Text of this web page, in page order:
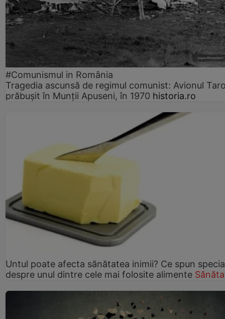
#Comunismul in România
Tragedia ascunsă de regimul comunist: Avionul
prăbușit în Munții Apuseni, în 1970 historia.ro
Untul poate afecta sănătatea inimii? Ce spun
despre unul dintre cele mai folosite alimente